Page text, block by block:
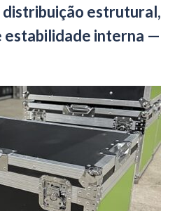
estrutural,
estabilidade interna —